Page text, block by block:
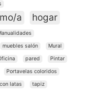
a hogar
muebles salón
Mural
pared
Pintar
Portavelas coloridos
latas tapiz